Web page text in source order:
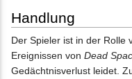
Handlung
Der Spieler ist in der Rolle
Ereignissen von Dead
Gedächtnisverlust leidet.